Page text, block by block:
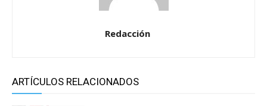
Redacción
ARTÍCULOS RELACIONADOS